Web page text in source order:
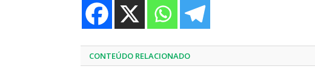
CONTEÚDO RELACIONADO